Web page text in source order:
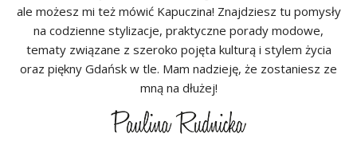
ale możesz mi też mówić Kapuczina! Znajdziesz tu pomysły
na codzienne stylizacje, praktyczne porady modowe,
tematy związane z szeroko pojęta kulturą i stylem życia
oraz piękny Gdańsk w tle. Mam nadzieję, że zostaniesz ze
mną na dłużej!